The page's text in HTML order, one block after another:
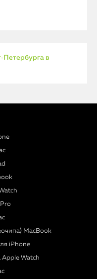
в
MacBook
iPhone
Apple Watch